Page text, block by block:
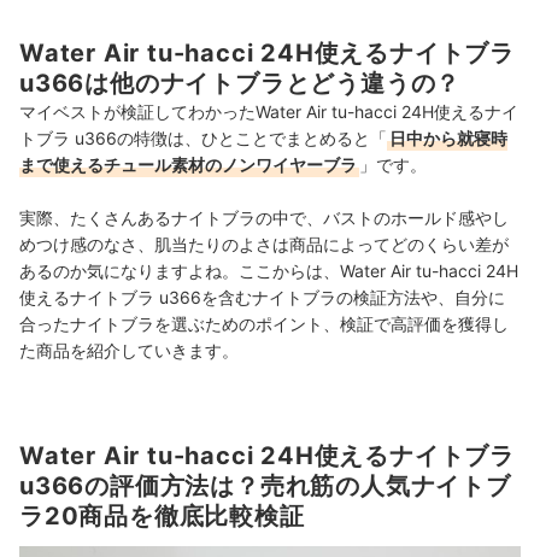
Water Air tu-hacci 24H使えるナイトブラ
u366は他のナイトブラとどう違うの？
マイベストが検証してわかったWater Air tu-hacci 24H使えるナイ
トブラ u366の特徴は、ひとことでまとめると「日中から就寝時
まで使えるチュール素材のノンワイヤーブラ 」です。
実際、たくさんあるナイトブラの中で、バストのホールド感やし
めつけ感のなさ、肌当たりのよさは商品によってどのくらい差が
あるのか気になりますよね。ここからは、Water Air tu-hacci 24H
使えるナイトブラ u366を含むナイトブラの検証方法や、自分に
合ったナイトブラを選ぶためのポイント、検証で高評価を獲得し
た商品を紹介していきます。
Water Air tu-hacci 24H使えるナイトブラ
u366の評価方法は？売れ筋の人気ナイトブ
ラ20商品を徹底比較検証